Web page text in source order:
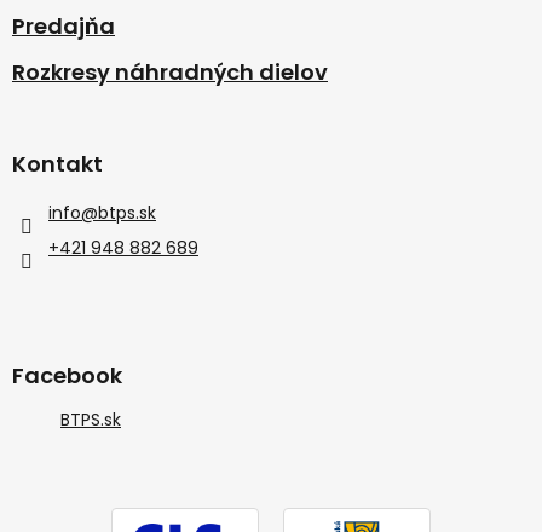
Predajňa
Rozkresy náhradných dielov
Kontakt
info@btps.sk
+421 948 882 689
Facebook
BTPS.sk